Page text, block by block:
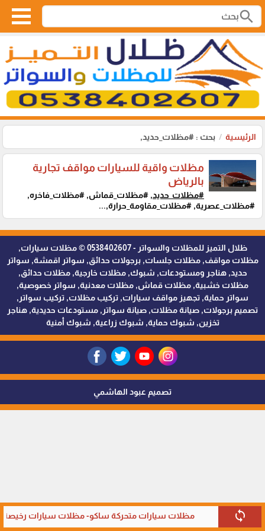
search
الرئيسية بحث : #مظلات_حديد,
sync مظلات سيارات متحركة ساكو- مظلات سيارات رخيصة
مظلات واقية للسيارات مواقف تجارية
بالرياض
#مظلات_حديد, #مظلات_قماش, #مظلات_فاخره,
#مظلات_عصرية, #مظلات_مقاومة_حرارة,...
ظلال التميز للمظلات والسواتر - 0538402607 © مظلات سيارات,
مظلات مواقف, مظلات جلسات, برجولات حدائق, سواتر اقمشة, سواتر
حديد, هناجر ومستودعات, شبوك, مظلات خارجية, مظلات حدائق,
مظلات خشبية, مظلات قماش, مظلات معدنية, سواتر خصوصية,
سواتر حماية, تجهيز مواقف سيارات, تركيب مظلات, تركيب سواتر,
تصميم برجولات, صيانة مظلات, صيانة سواتر, مستودعات حديدية, هناجر
تخزين, شبوك حماية, شبوك زراعية, شبوك أمنية
تصميم عبود الهاشمي